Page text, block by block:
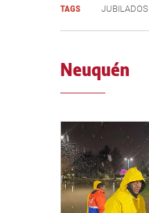
TAGS JUBILADOS
Neuquén